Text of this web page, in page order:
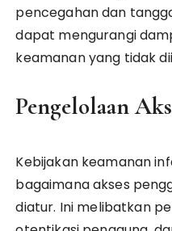
pencegahan dan
dapat mengurangi
keamanan yang tidak
Pengelolaan
Kebijakan keamanan
bagaimana akses
diatur. Ini melibatkan